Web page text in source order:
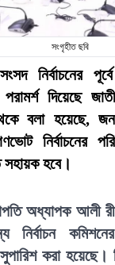
সংগৃহীত ছবি
নির্বাচনের
দিয়েছে
বলা হয়েছে,
নির্বাচনের
হবে।
অধ্যাপক আলী
নির্বাচন
করা হয়েছে।